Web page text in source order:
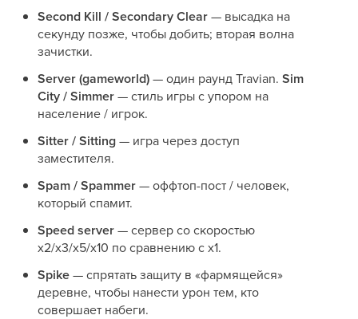
Second Kill / Secondary Clear— высадка на
секунду позже, чтобы добить; вторая волна
зачистки.
Server (gameworld)— один раунд Travian. Sim
City / Simmer— стиль игры с упором на
население / игрок.
Sitter / Sitting— игра через доступ
заместителя.
Spam / Spammer— оффтоп-пост / человек,
который спамит.
Speed server— сервер со скоростью
x2/x3/x5/x10 по сравнению с x1.
Spike— спрятать защиту в «фармящейся»
деревне, чтобы нанести урон тем, кто
совершает набеги.